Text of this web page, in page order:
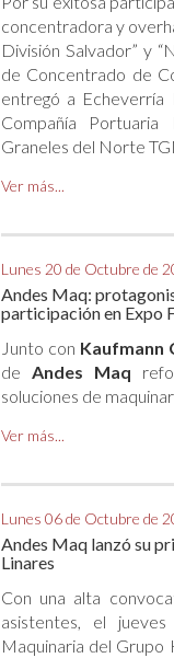
concentradora y
División Salvador” y
de Concentrado de
entregó a Echeverría
Compañía
Graneles del Norte
Ver más...
Lunes 20 de Octubre de
Andes Maq:
participación en Expo
Junto con Kaufmann
de Andes Maq
soluciones de
Ver más...
Lunes 06 de Octubre de
Andes Maq lanzó su
Linares
Con una alta
asistentes, el
Maquinaria del Grupo